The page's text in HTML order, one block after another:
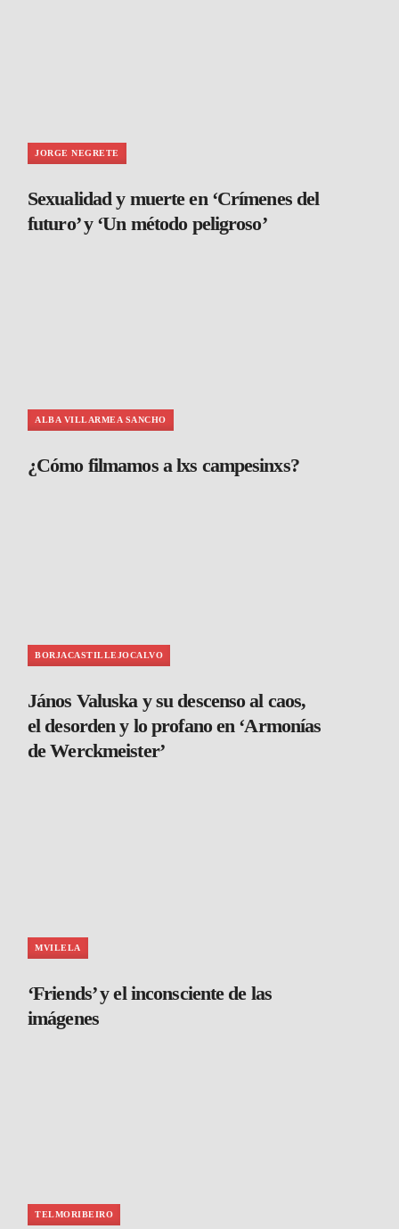
JORGE NEGRETE
Sexualidad y muerte en ‘Crímenes del
futuro’ y ‘Un método peligroso’
ALBA VILLARMEA SANCHO
¿Cómo filmamos a lxs campesinxs?
BORJACASTILLEJOCALVO
János Valuska y su descenso al caos,
el desorden y lo profano en ‘Armonías
de Werckmeister’
MVILELA
‘Friends’ y el inconsciente de las
imágenes
TELMORIBEIRO